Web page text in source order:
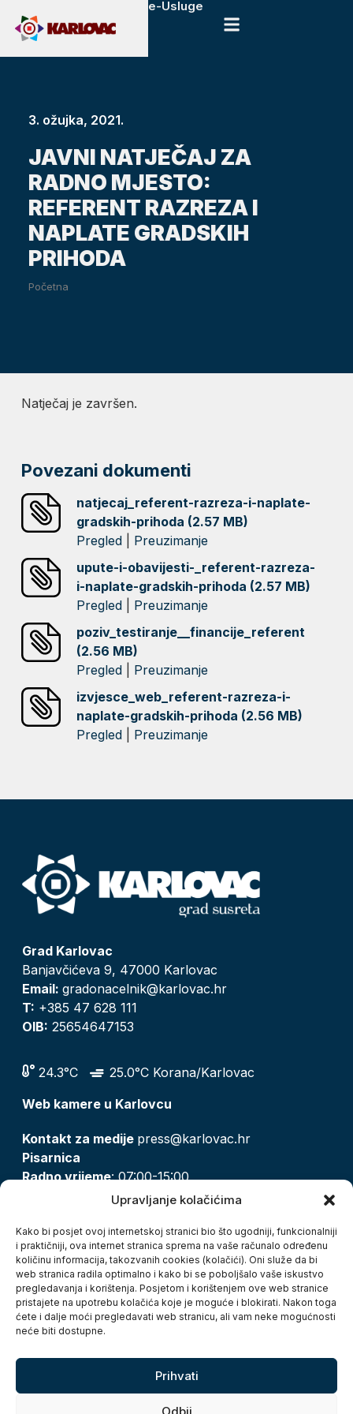
Upravljanje kolačićima
Kako bi posjet ovoj internetskoj stranici bio što ugodniji, funkcionalniji
i praktičniji, ova internet stranica sprema na vaše računalo određenu
količinu informacija, takozvanih cookies (kolačići). Oni služe da bi
web stranica radila optimalno i kako bi se poboljšalo vaše iskustvo
pregledavanja i korištenja. Posjetom i korištenjem ove web stranice
pristajete na upotrebu kolačića koje je moguće i blokirati. Nakon toga
ćete i dalje moći pregledavati web stranicu, ali vam neke mogućnosti
neće biti dostupne.
Prihvati
Odbij
e-Usluge
3. ožujka, 2021.
JAVNI NATJEČAJ ZA
RADNO MJESTO:
REFERENT RAZREZA I
NAPLATE GRADSKIH
PRIHODA
Početna
Natječaj je završen.
Povezani dokumenti
natjecaj_referent-razreza-i-naplate-
gradskih-prihoda (2.57 MB)
Pregled
Preuzimanje
upute-i-obavijesti-_referent-razreza-
i-naplate-gradskih-prihoda (2.57 MB)
Pregled
Preuzimanje
poziv_testiranje__financije_referent
(2.56 MB)
Pregled
Preuzimanje
izvjesce_web_referent-razreza-i-
naplate-gradskih-prihoda (2.56 MB)
Pregled
Preuzimanje
Grad Karlovac
Banjavčićeva 9, 47000 Karlovac
Email: gradonacelnik@karlovac.hr
T: +385 47 628 111
OIB: 25654647153
24.3°C
25.0°C Korana/Karlovac
Web kamere u Karlovcu
Kontakt za medije press@karlovac.hr
Pisarnica
Radno vrijeme: 07:00-15:00
pisarnica@karlovac.hr
Zaštita osobnih podataka
Pristup informacijama
Kolačići
Izjava o pristupačnosti
Turistička zajednica grada Karlovca